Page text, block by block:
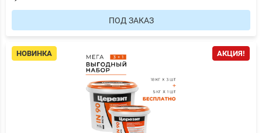
ПОД ЗАКАЗ
НОВИНКА АКЦИЯ!